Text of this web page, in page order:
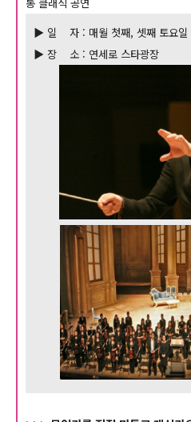
▶ 일 자 : 매월 첫째, 셋째 토요일
▶ 장 소 : 연세로 스타광장